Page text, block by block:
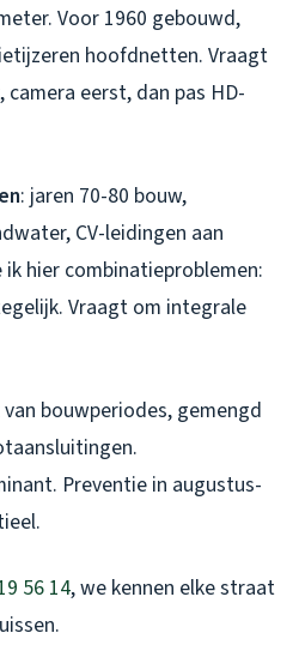
Voor 1960 gebouwd,
hoofdnetten. Vraagt
eerst, dan pas HD-
: jaren 70-80 bouw,
CV-leidingen aan
hier combinatieproblemen:
Vraagt om integrale
van bouwperiodes, gemengd
Preventie in augustus-
56 14, we kennen elke straat